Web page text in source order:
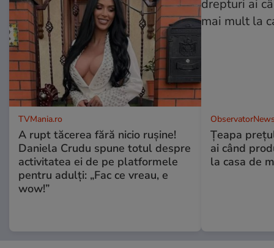
TVMania.ro
A rupt tăcerea fără nicio rușine!
Daniela Crudu spune totul despre
activitatea ei de pe platformele
pentru adulți: „Fac ce vreau, e
wow!”
Țeapa
ai când
la casa de